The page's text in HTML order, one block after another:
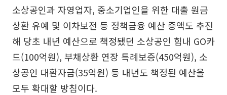
소상공인과 자영업자, 중소기업인을 위한 대출 원금
상환 유예 및 이차보전 등 정책금융 예산 증액도 추진
해 당초 내년 예산으로 책정됐던 소상공인 힘내 GO카
드(100억원), 부채상환 연장 특례보증(450억원), 소
상공인 대환자금(35억원) 등 내년도 책정된 예산을
모두 확대할 방침이다.